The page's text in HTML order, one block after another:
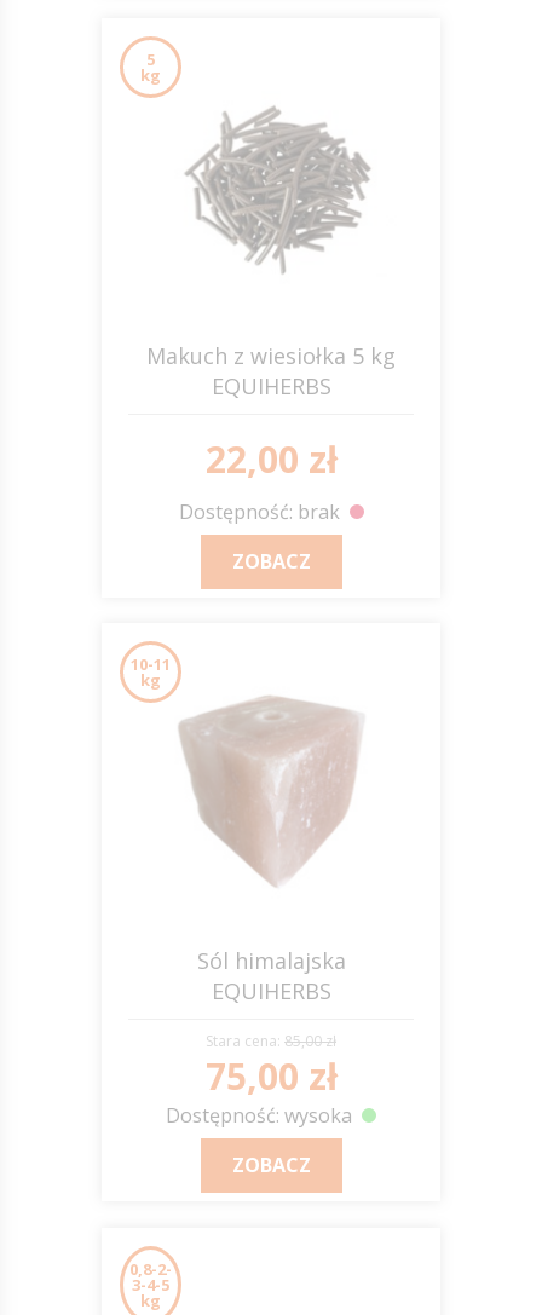
5
kg
Makuch z wiesiołka 5 kg
EQUIHERBS
22,00 zł
Dostępność: brak
ZOBACZ
10-11
kg
Sól himalajska
EQUIHERBS
Stara cena: 85,00 zł
75,00 zł
Dostępność: wysoka
ZOBACZ
0,8-2-
3-4-5
kg